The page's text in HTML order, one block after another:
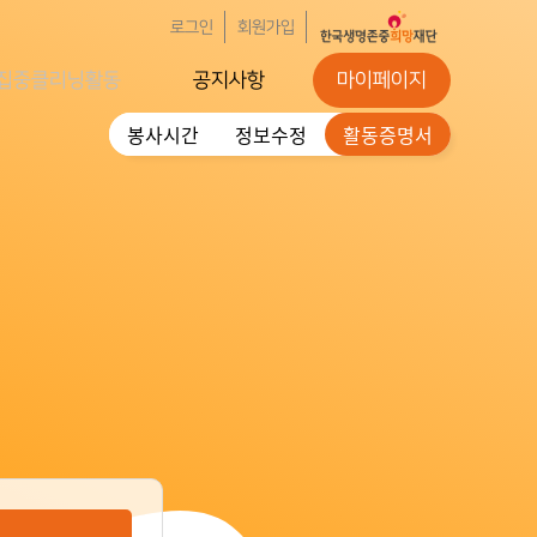
로그인 회원가입
중클리닝활동 공지사항 마이페이지
봉사시간 정보수정 활동증명서